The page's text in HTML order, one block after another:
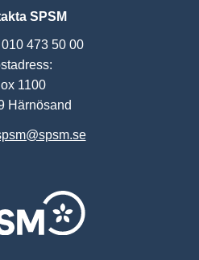
SPSM
473 50 00
1100
Härnösand